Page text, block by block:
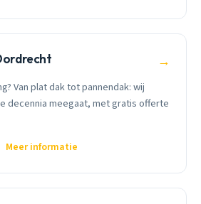
→
Van plat dak tot pannendak: wij
decennia meegaat, met gratis offerte
Meer informatie